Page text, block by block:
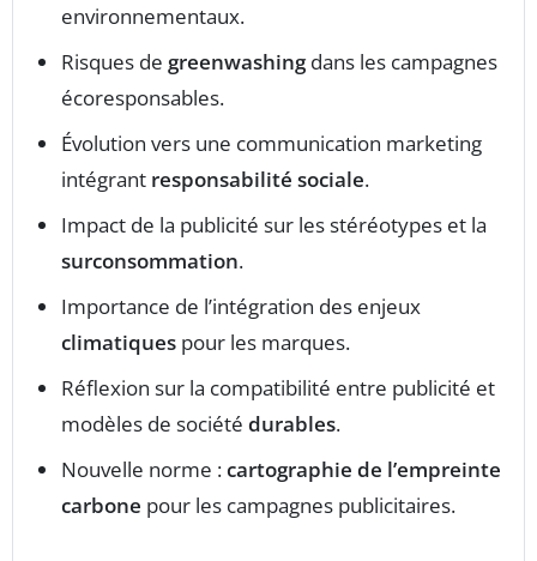
environnementaux.
Risques de greenwashingdans les campagnes
écoresponsables.
Évolution vers une communication marketing
intégrant responsabilité sociale.
Impact de la publicité sur les stéréotypes et la
surconsommation.
Importance de l’intégration des enjeux
climatiques pour les marques.
Réflexion sur la compatibilité entre publicité et
modèles de société durables.
Nouvelle norme :cartographie de l’empreinte
carbone pour les campagnes publicitaires.